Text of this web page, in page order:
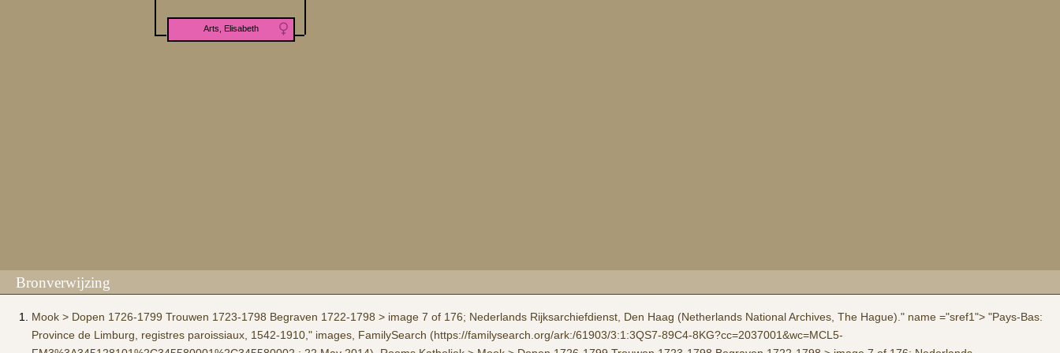
Arts, Elisabeth
Bronverwijzing
Mook > Dopen 1726-1799 Trouwen 1723-1798 Begraven 1722-1798 > image 7 of 176; Nederlands Rijksarchiefdienst, Den Haag (Netherlands National Archives, The Hague)." name ="sref1"> "Pays-Bas:
Province de Limburg, registres paroissiaux, 1542-1910," images, FamilySearch (https://familysearch.org/ark:/61903/3:1:3QS7-89C4-8KG?cc=2037001&wc=MCL5-